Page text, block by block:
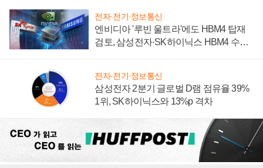
전자·전기·정보통신
엔비디아 '루빈 울트라'에도 HBM4 탑재
검토, 삼성전자·SK하이닉스 HBM4 수율
전자·전기·정보통신
삼성전자 2분기 글로벌 D램 점유율 39%
1위, SK하이닉스와 13%p 격차